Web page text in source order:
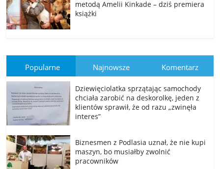
metodą Amelii Kinkade – dziś premiera
książki
Popularne Najnowsze Komentarz
Dziewięciolatka sprzątając samochody
chciała zarobić na deskorolkę, jeden z
klientów sprawił, że od razu „zwinęła
interes”
Biznesmen z Podlasia uznał, że nie kupi
maszyn, bo musiałby zwolnić
pracowników